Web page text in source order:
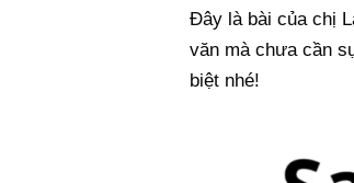
Đây là bài của chị
văn mà chưa cần
biệt nhé!